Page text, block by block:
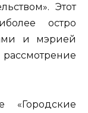
Этот
остро
и мэрией